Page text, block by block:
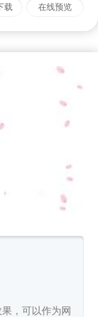
载 在线预览
，可以作为网